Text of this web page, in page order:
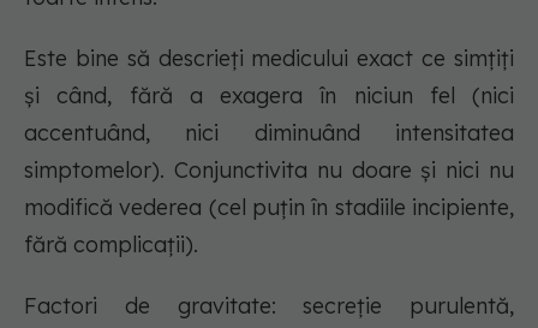
Este bine să descrieţi medicului exact ce simţiţi
şi când, fără a exagera în niciun fel (nici
accentuând, nici diminuând intensitatea
simptomelor). Conjunctivita nu doare şi nici nu
modifică vederea (cel puţin în stadiile incipiente,
fără complicaţii).
Factori de gravitate: secreţie purulentă,